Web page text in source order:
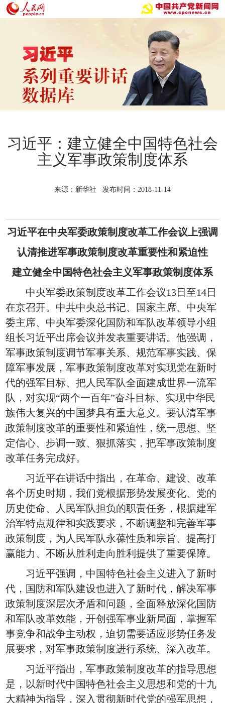
习近平：建立健全中国特色社会
主义军事政策制度体系
来源：新华社 发布时间：2018-11-14
习近平在中央军委政策制度改革工作会议上强调
认清推进军事政策制度改革重要性和紧迫性
建立健全中国特色社会主义军事政策制度体系
中央军委政策制度改革工作会议13日至14日
在京召开。中共中央总书记、国家主席、中央军
委主席、中央军委深化国防和军队改革领导小组
组长习近平出席会议并发表重要讲话。他强调，
军事政策制度调节军事关系、规范军事实践、保
障军事发展，军事政策制度改革对实现党在新时
代的强军目标、把人民军队全面建成世界一流军
队，对实现“两个一百年”奋斗目标、实现中华民
族伟大复兴的中国梦具有重大意义。要认清军事
政策制度改革的重要性和紧迫性，统一思想、坚
定信心、步调一致、狠抓落实，把军事政策制度
改革任务完成好。
习近平在讲话中指出，在革命、建设、改革
各个历史时期，我们党根据形势发展变化、党的
历史使命、人民军队担负的职责任务，根据建军
治军特点规律和实践要求，不断调整和完善军事
政策制度，为人民军队永葆性质和宗旨、提高打
赢能力、不断从胜利走向胜利提供了重要保障。
习近平强调，中国特色社会主义进入了新时
代，国防和军队建设也进入了新时代，解决军事
政策制度深层次矛盾和问题，全面释放深化国防
和军队改革效能，开创强军事业新局面，掌握军
事竞争和战争主动权，迫切需要适应形势任务发
展要求，对军事政策制度进行系统、深入改革。
习近平指出，军事政策制度改革的指导思想
是，以新时代中国特色社会主义思想和党的十九
大精神为指导，深入贯彻新时代党的强军思想，